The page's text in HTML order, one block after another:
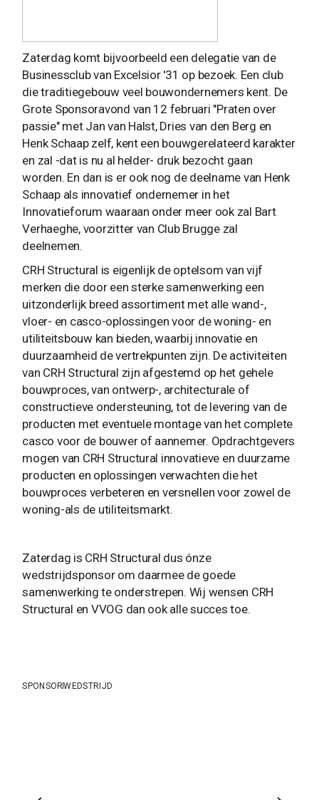
Zaterdag komt bijvoorbeeld een delegatie van de
Businessclub van Excelsior '31 op bezoek. Een club
die traditiegebouw veel bouwondernemers kent. De
Grote Sponsoravond van 12 februari "Praten over
passie" met Jan van Halst, Dries van den Berg en
Henk Schaap zelf, kent een bouwgerelateerd karakter
en zal -dat is nu al helder- druk bezocht gaan
worden. En dan is er ook nog de deelname van Henk
Schaap als innovatief ondernemer in het
Innovatieforum waaraan onder meer ook zal Bart
Verhaeghe, voorzitter van Club Brugge zal
deelnemen.
CRH Structural is eigenlijk de optelsom van vijf
merken die door een sterke samenwerking een
uitzonderlijk breed assortiment met alle wand-,
vloer- en casco-oplossingen voor de woning- en
utiliteitsbouw kan bieden, waarbij innovatie en
duurzaamheid de vertrekpunten zijn. De activiteiten
van CRH Structural zijn afgestemd op het gehele
bouwproces, van ontwerp-, architecturale of
constructieve ondersteuning, tot de levering van de
producten met eventuele montage van het complete
casco voor de bouwer of aannemer. Opdrachtgevers
mogen van CRH Structural innovatieve en duurzame
producten en oplossingen verwachten die het
bouwproces verbeteren en versnellen voor zowel de
woning-als de utiliteitsmarkt.
Zaterdag is CRH Structural dus ónze
wedstrijdsponsor om daarmee de goede
samenwerking te onderstrepen. Wij wensen CRH
Structural en VVOG dan ook alle succes toe.
SPONSORWEDSTRIJD